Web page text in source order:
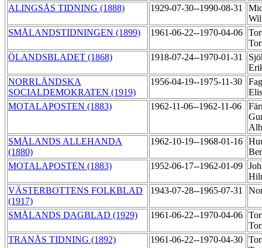
ALINGSÅS TIDNING (1888)
1929-07-30--1990-08-31
SMÅLANDSTIDNINGEN (1899)
1961-06-22--1970-04-06
ÖLANDSBLADET (1868)
1918-07-24--1970-01-31
NORRLÄNDSKA
SOCIALDEMOKRATEN (1919)
1956-04-19--1975-11-30
MOTALAPOSTEN (1883)
1962-11-06--1962-11-06
SMÅLANDS ALLEHANDA
(1880)
1962-10-19--1968-01-16
MOTALAPOSTEN (1883)
1952-06-17--1962-01-09
VÄSTERBOTTENS FOLKBLAD
(1917)
1943-07-28--1965-07-31
SMÅLANDS DAGBLAD (1929) 1961-06-22--1970-04-06
TRANÅS TIDNING (1892)
1961-06-22--1970-04-30